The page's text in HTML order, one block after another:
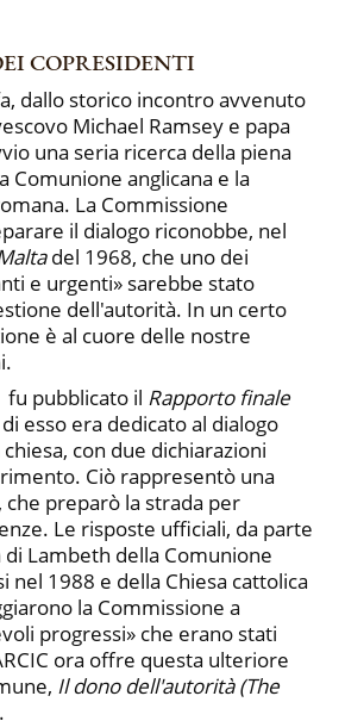
COPRESIDENTI
dallo storico incontro avvenuto
Michael Ramsey e papa
una seria ricerca della piena
Comunione anglicana e la
La Commissione
il dialogo riconobbe, nel
del 1968, che uno dei
e urgenti» sarebbe stato
dell'autorità. In un certo
è al cuore delle nostre
fu pubblicato il Rapporto finale
esso era dedicato al dialogo
con due dichiarazioni
Ciò rappresentò una
preparò la strada per
Le risposte ufficiali, da parte
Lambeth della Comunione
nel 1988 e della Chiesa cattolica
la Commissione a
progressi» che erano stati
ora offre questa ulteriore
Il dono dell'autorità (The